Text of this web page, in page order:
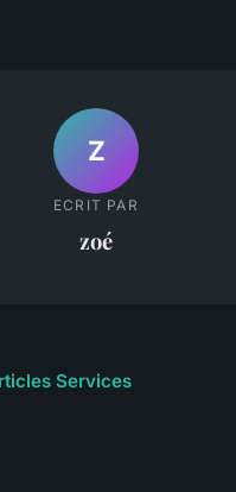
Z
ECRIT PAR
zoé
Services